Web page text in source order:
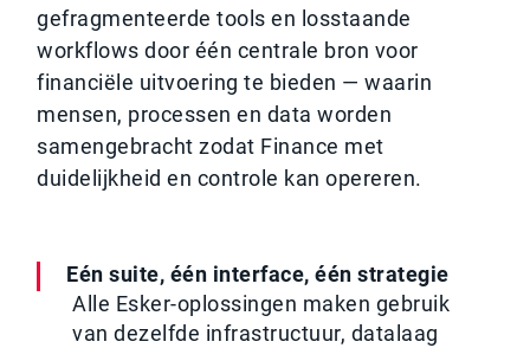
gefragmenteerde tools en losstaande
workflows door één centrale bron voor
financiële uitvoering te bieden — waarin
mensen, processen en data worden
samengebracht zodat Finance met
duidelijkheid en controle kan opereren.
Eén suite, één interface, één strategie
Alle Esker-oplossingen maken gebruik
van dezelfde infrastructuur, datalaag